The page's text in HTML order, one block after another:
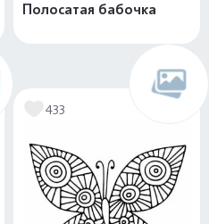
Полосатая бабочка
433